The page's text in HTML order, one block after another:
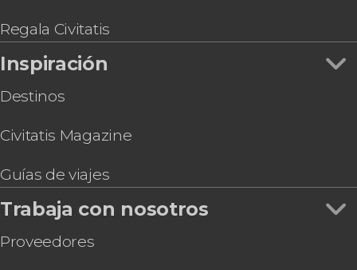
Regala Civitatis
Inspiración
Destinos
Civitatis Magazine
Guías de viajes
Trabaja con nosotros
Proveedores